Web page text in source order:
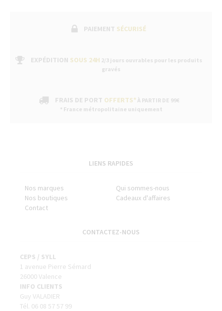
PAIEMENT SÉCURISÉ
EXPÉDITION SOUS 24H 2/3 jours ouvrables pour les produits
gravés
FRAIS DE PORT OFFERTS* À PARTIR DE 99€
* France métropolitaine uniquement
LIENS RAPIDES
Nos marques
Qui sommes-nous
Nos boutiques
Cadeaux d'affaires
Contact
CONTACTEZ-NOUS
CEPS / SYLL
1 avenue Pierre Sémard
26000 Valence
INFO CLIENTS
Guy VALADIER
Tél. 06 08 57 57 99